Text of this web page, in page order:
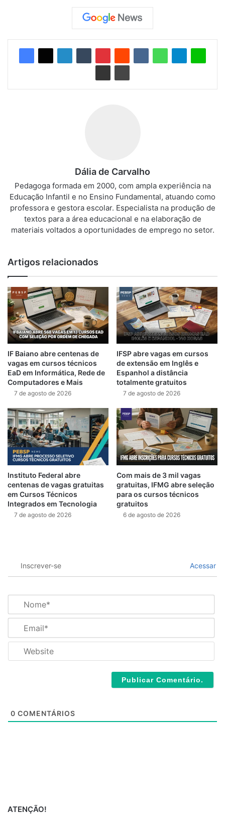
Dália de Carvalho
Pedagoga formada em 2000, com ampla experiência na
Educação Infantil e no Ensino Fundamental, atuando como
professora e gestora escolar. Especialista na produção de
textos para a área educacional e na elaboração de
materiais voltados a oportunidades de emprego no setor.
Artigos relacionados
IF Baiano abre centenas de
vagas em cursos técnicos
EaD em Informática, Rede de
Computadores e Mais
7 de agosto de 2026
IFSP abre vagas em cursos
de extensão em Inglês e
Espanhol a distância
totalmente gratuitos
7 de agosto de 2026
Instituto Federal abre
centenas de vagas gratuitas
em Cursos Técnicos
Integrados em Tecnologia
7 de agosto de 2026
Com mais de 3 mil vagas
gratuitas, IFMG abre seleção
para os cursos técnicos
gratuitos
6 de agosto de 2026
Inscrever-se Acessar
m
*a
l
0 COMENTÁRIOS
ATENÇÃO!